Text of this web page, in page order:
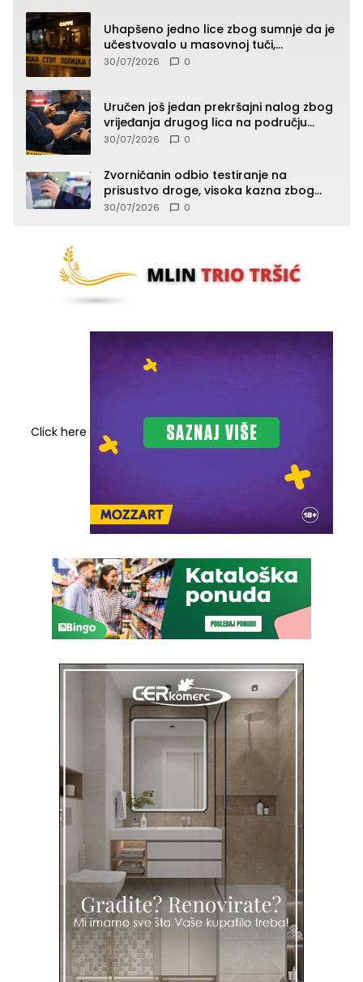
Uhapšeno jedno lice zbog sumnje da je
učestvovalo u masovnoj tuči,
maloljetnik zadobio povrede
30/07/2026 0
Uručen još jedan prekršajni nalog zbog
vrijeđanja drugog lica na području
Zvornika
30/07/2026 0
Zvorničanin odbio testiranje na
prisustvo droge, visoka kazna zbog
kršenja Zakona o osnovama
30/07/2026 0
Click here